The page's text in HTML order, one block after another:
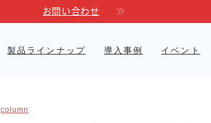
お問い合わせ
製品ラインナップ
Linkores AGF
導入事例 イベント
column